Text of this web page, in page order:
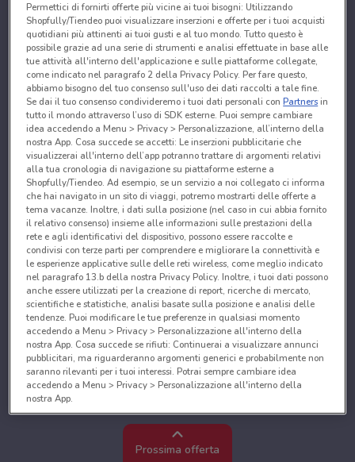
Prossima offerta
Permettici di fornirti offerte più vicine ai tuoi bisogni: Utilizzando
Shopfully/Tiendeo puoi visualizzare inserzioni e offerte per i tuoi acquisti
quotidiani più attinenti ai tuoi gusti e al tuo mondo. Tutto questo è
possibile grazie ad una serie di strumenti e analisi effettuate in base alle
tue attività all'interno dell'applicazione e sulle piattaforme collegate,
come indicato nel paragrafo 2 della Privacy Policy. Per fare questo,
abbiamo bisogno del tuo consenso sull'uso dei dati raccolti a tale fine.
Se dai il tuo consenso condivideremo i tuoi dati personali conPartnersin
tutto il mondo attraverso l’uso di SDK esterne. Puoi sempre cambiare
idea accedendo a Menu > Privacy > Personalizzazione, all’interno della
nostra App. Cosa succede se accetti: Le inserzioni pubblicitarie che
visualizzerai all'interno dell’app potranno trattare di argomenti relativi
alla tua cronologia di navigazione su piattaforme esterne a
Shopfully/Tiendeo. Ad esempio, se un servizio a noi collegato ci informa
che hai navigato in un sito di viaggi, potremo mostrarti delle offerte a
tema vacanze. Inoltre, i dati sulla posizione (nel caso in cui abbia fornito
il relativo consenso) insieme alle informazioni sulle prestazioni della
rete e agli identificativi del dispositivo, possono essere raccolte e
condivisi con terze parti per comprendere e migliorare la connettività e
le esperienze applicative sulle delle reti wireless, come meglio indicato
nel paragrafo 13.b della nostra Privacy Policy. Inoltre, i tuoi dati possono
anche essere utilizzati per la creazione di report, ricerche di mercato,
scientifiche e statistiche, analisi basate sulla posizione e analisi delle
tendenze. Puoi modificare le tue preferenze in qualsiasi momento
accedendo a Menu > Privacy > Personalizzazione all'interno della
nostra App. Cosa succede se rifiuti: Continuerai a visualizzare annunci
pubblicitari, ma riguarderanno argomenti generici e probabilmente non
saranno rilevanti per i tuoi interessi. Potrai sempre cambiare idea
accedendo a Menu > Privacy > Personalizzazione all'interno della
nostra App.
Noi e i nostri partner trattiamo i dati per fornire:
Utilizzare dati di geolocalizzazione precisi. Scansione attiva delle
caratteristiche del dispositivo ai fini dell’identificazione. Archiviare